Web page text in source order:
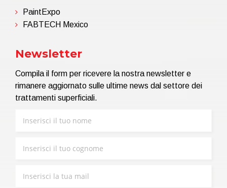
PaintExpo
FABTECH Mexico
Newsletter
Compila il form per ricevere la nostra newsletter e
rimanere aggiornato sulle ultime news dal settore dei
trattamenti superficiali.